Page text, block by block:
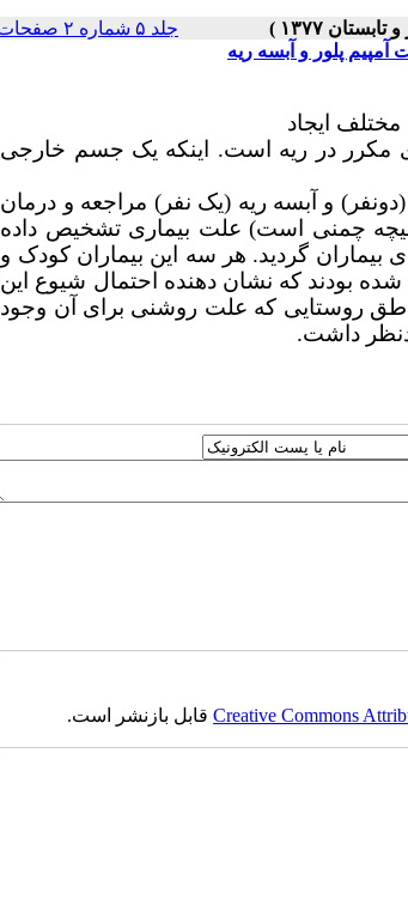
جلد ۵ شماره ۲ صفحات ۰-۰
پلور و آبسه ریه
ایجاد
مکرر در ریه است. اینکه یک جسم خارجی
و آبسه ریه (یک نفر) مراجعه و درمان
چمنی است) علت بیماری تشخیص داده
گردید. هر سه این بیماران کودک و
بودند که نشان دهنده احتمال شیوع این
روستایی که علت روشنی برای آن وجود
داشت.
Creative Commonsقابل بازنشر است.